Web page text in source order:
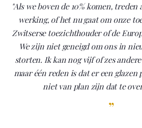
"Als we boven de 10% komen,
werking, of het nu gaat om onze
Zwitserse toezichthouder of de
We zijn niet geneigd om ons in
storten. Ik kan nog vijf of zes
maar één reden is dat er een glazen
niet van plan zijn dat te